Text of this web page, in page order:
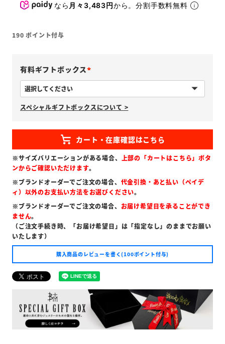
なら 月々3,483円から。分割手数料無料
190 ポイント付与
有料ギフトボックス
必
須
)
スペシャルギフトボックスについて >
※サイズバリエーションがある場合、 上部の「カートはこちら」ボタ
ンからご確認いただけます。
※ブランドオーダーでご注文の場合、 代金引換・あと払い（ペイデ
ィ）以外のお支払い方法をお選びください。
※ブランドオーダーでご注文の場合、 お届け希望日を承ることができ
ません。
（ご注文手続き時、「お届け希望日」は「指定なし」のままでお願い
いたします）
購入商品のレビューを書く(100ポイント付与)